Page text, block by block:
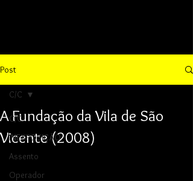
Post
C/C
INEXPOSIÇÃO
Assento
Operador
C/C
A Fundação da Vila de São
Vicente (2008)